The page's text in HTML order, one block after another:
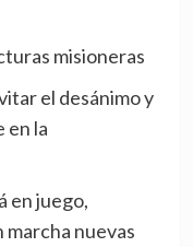
misioneras
el desánimo y
en la
en juego,
nuevas